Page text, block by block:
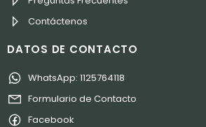
Contáctenos
DATOS DE CONTACTO
WhatsApp: 1125764118
Formulario de Contacto
Facebook